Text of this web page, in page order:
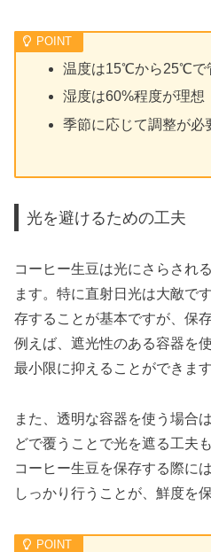
温度は15℃から25℃で
湿度は60%程度が理想
季節に応じて調整が必
光を避けるための工夫
コーヒー生豆は光にさらされ
ます。特に直射日光は大敵で
存することが基本ですが、保
例えば、遮光性のある容器を
最小限に抑えることができます
また、透明な容器を使う場合
どで覆うことで光を遮る工夫
コーヒー生豆を保存する際に
しっかり行うことが、鮮度を